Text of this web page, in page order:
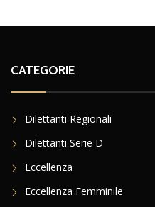
CATEGORIE
Dilettanti Regionali
Dilettanti Serie D
Eccellenza
Eccellenza Femminile